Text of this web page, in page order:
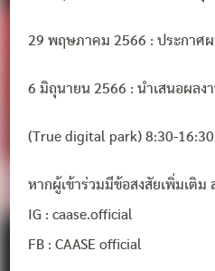
29 พฤษภาคม 2566 : ประกาศ
6 มิถุนายน 2566 : นำเสนอผลง
(True digital park) 8:30-16:30
หากผู้เข้าร่วมมีข้อสงสัยเพิ่มเติม
IG : caase.official
FB : CAASE official